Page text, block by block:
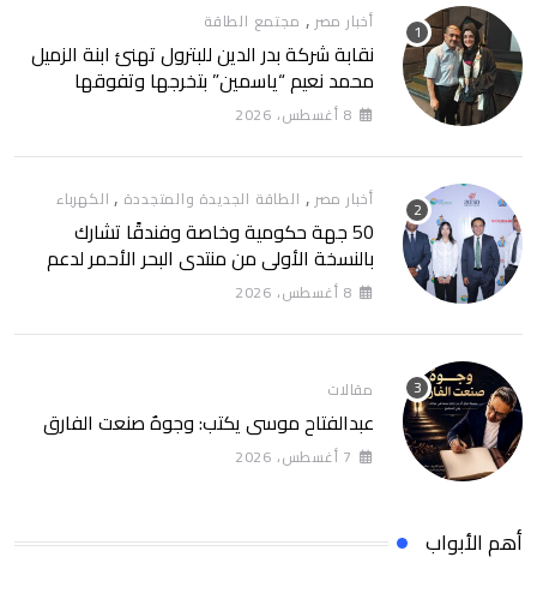
أخبار مصر, مجتمع الطاقة
نقابة شركة بدر الدين للبترول تهنئ ابنة الزميل
محمد نعيم “ياسمين” بتخرجها وتفوقها
8 أغسطس، 2026
أخبار مصر, الطاقة الجديدة والمتجددة , الكهرباء
50 جهة حكومية وخاصة وفندقًا تشارك
بالنسخة الأولى من منتدى البحر الأحمر لدعم
الطاقة النظيفة والسياحة المستدامة
8 أغسطس، 2026
مقالات
عبدالفتاح موسى يكتب: وجوهٌ صنعت الفارق
7 أغسطس، 2026
أهم الأبواب